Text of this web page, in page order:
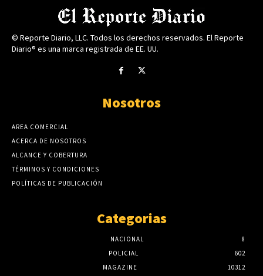
© Reporte Diario, LLC. Todos los derechos reservados. El Reporte
Diario® es una marca registrada de EE. UU.
Nosotros
AREA COMERCIAL
ACERCA DE NOSOTROS
ALCANCE Y COBERTURA
TÉRMINOS Y CONDICIONES
POLÍTICAS DE PUBLICACIÓN
Categorias
NACIONAL
8
POLICIAL
602
MAGAZINE
10312